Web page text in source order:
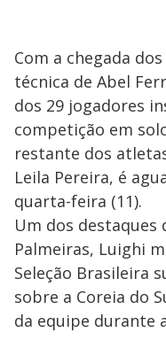
Com a chegada
técnica de Abel
dos 29 jogadores
competição em
restante dos
Leila Pereira, é
quarta-feira (11).
Um dos destaques
Palmeiras, Luighi
Seleção Brasileira
sobre a Coreia do
da equipe durante